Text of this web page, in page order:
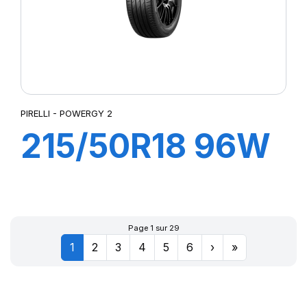
PIRELLI - POWERGY 2
215/50R18 96W
Page 1 sur 29
1 2 3 4 5 6 › »